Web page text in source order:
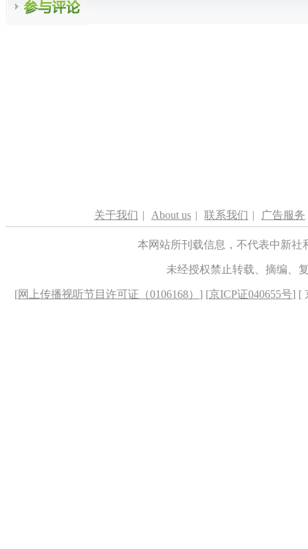
关于我们 | About us | 联系我们 | 广告服务
本网站所刊载信息，不代表中新
未经授权禁止转载、摘编、
[网上传播视听节目许可证（0106168） ] [京ICP证040655号] [